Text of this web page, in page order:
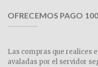
OFRECEMOS PAGO
Las compras que realices
avaladas por el servidor